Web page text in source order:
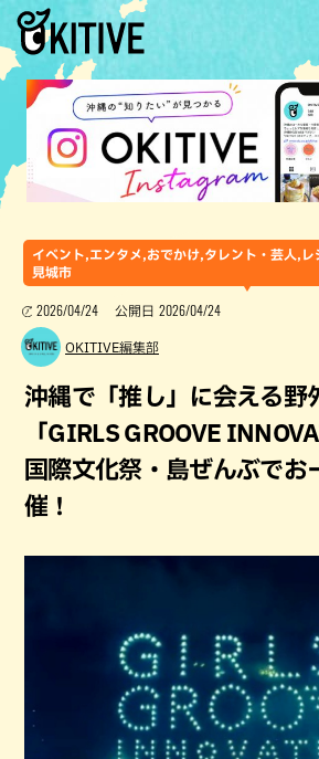
イベント,エンタメ,おでかけ,タレント・芸人,
見城市
2026/04/24 公開日 2026/04/24
OKITIVE編集部
沖縄で「推し」に会える野
「GIRLS GROOVE
国際文化祭・島ぜんぶでお
催！